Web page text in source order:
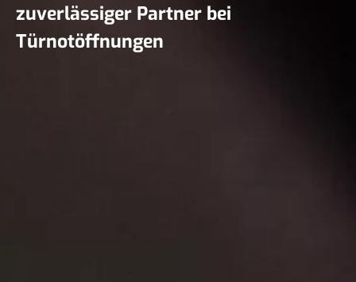
zuverlässiger Partner bei
Türnotöffnungen